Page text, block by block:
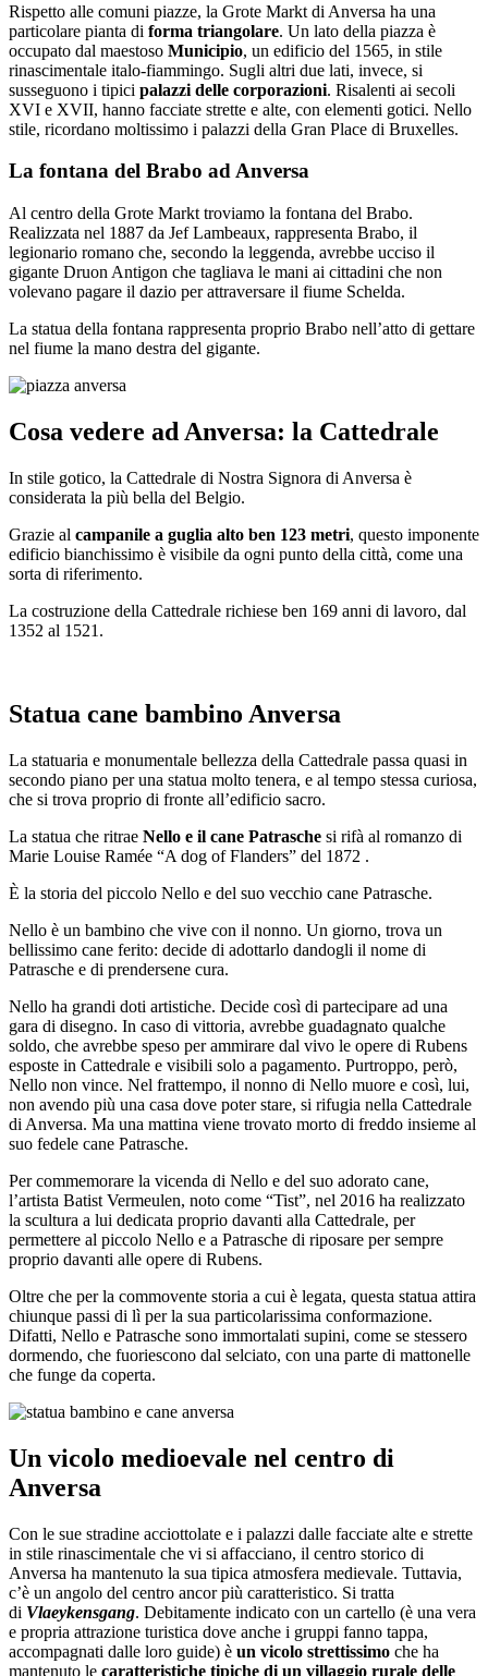
Rispetto alle comuni piazze, la Grote Markt di Anversa ha una
particolare pianta di forma triangolare. Un lato della piazza è
occupato dal maestoso Municipio, un edificio del 1565, in stile
rinascimentale italo-fiammingo. Sugli altri due lati, invece, si
susseguono i tipici palazzi delle corporazioni. Risalenti ai secoli
XVI e XVII, hanno facciate strette e alte, con elementi gotici. Nello
stile, ricordano moltissimo i palazzi della Gran Place di Bruxelles.
La fontana del Brabo ad Anversa
Al centro della Grote Markt troviamo la fontana del Brabo.
Realizzata nel 1887 da Jef Lambeaux, rappresenta Brabo, il
legionario romano che, secondo la leggenda, avrebbe ucciso il
gigante Druon Antigon che tagliava le mani ai cittadini che non
volevano pagare il dazio per attraversare il fiume Schelda.
La statua della fontana rappresenta proprio Brabo nell’atto di gettare
nel fiume la mano destra del gigante.
Cosa vedere ad Anversa: la Cattedrale
In stile gotico, la Cattedrale di Nostra Signora di Anversa è
considerata la più bella del Belgio.
Grazie al campanile a guglia alto ben 123 metri, questo imponente
edificio bianchissimo è visibile da ogni punto della città, come una
sorta di riferimento.
La costruzione della Cattedrale richiese ben 169 anni di lavoro, dal
1352 al 1521.
Statua cane bambino Anversa
La statuaria e monumentale bellezza della Cattedrale passa quasi in
secondo piano per una statua molto tenera, e al tempo stessa curiosa,
che si trova proprio di fronte all’edificio sacro.
La statua che ritrae Nello e il cane Patrasche si rifà al romanzo di
Marie Louise Ramée “A dog of Flanders” del 1872 .
È la storia del piccolo Nello e del suo vecchio cane Patrasche.
Nello è un bambino che vive con il nonno. Un giorno, trova un
bellissimo cane ferito: decide di adottarlo dandogli il nome di
Patrasche e di prendersene cura.
Nello ha grandi doti artistiche. Decide così di partecipare ad una
gara di disegno. In caso di vittoria, avrebbe guadagnato qualche
soldo, che avrebbe speso per ammirare dal vivo le opere di Rubens
esposte in Cattedrale e visibili solo a pagamento. Purtroppo, però,
Nello non vince. Nel frattempo, il nonno di Nello muore e così, lui,
non avendo più una casa dove poter stare, si rifugia nella Cattedrale
di Anversa. Ma una mattina viene trovato morto di freddo insieme al
suo fedele cane Patrasche.
Per commemorare la vicenda di Nello e del suo adorato cane,
l’artista Batist Vermeulen, noto come “Tist”, nel 2016 ha realizzato
la scultura a lui dedicata proprio davanti alla Cattedrale, per
permettere al piccolo Nello e a Patrasche di riposare per sempre
proprio davanti alle opere di Rubens.
Oltre che per la commovente storia a cui è legata, questa statua attira
chiunque passi di lì per la sua particolarissima conformazione.
Difatti, Nello e Patrasche sono immortalati supini, come se stessero
dormendo, che fuoriescono dal selciato, con una parte di mattonelle
che funge da coperta.
Un vicolo medioevale nel centro di
Anversa
Con le sue stradine acciottolate e i palazzi dalle facciate alte e strette
in stile rinascimentale che vi si affacciano, il centro storico di
Anversa ha mantenuto la sua tipica atmosfera medievale. Tuttavia,
c’è un angolo del centro ancor più caratteristico. Si tratta
di Vlaeykensgang. Debitamente indicato con un cartello (è una vera
e propria attrazione turistica dove anche i gruppi fanno tappa,
accompagnati dalle loro guide) è un vicolo strettissimo che ha
mantenuto le caratteristiche tipiche di un villaggio rurale delle